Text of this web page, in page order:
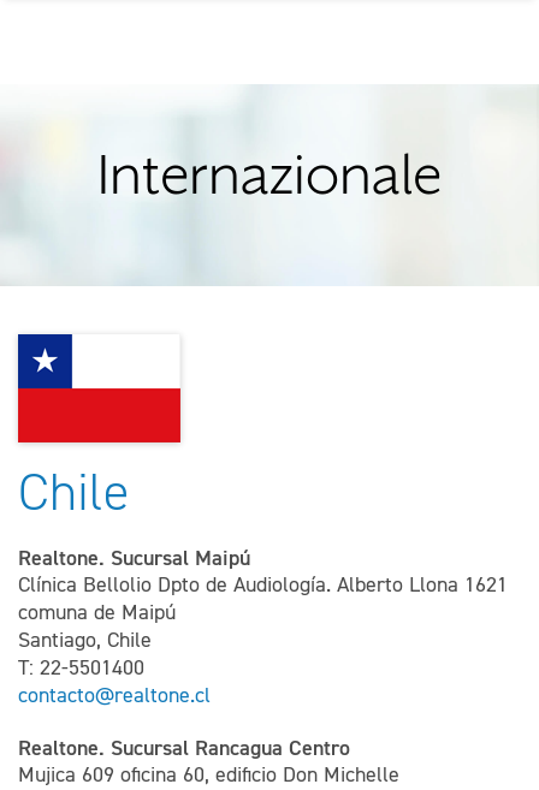
Internazionale
Chile
Realtone. Sucursal Maipú
Clínica Bellolio Dpto de Audiología. Alberto Llona 1621
comuna de Maipú
Santiago, Chile
T: 22-5501400
contacto@realtone.cl
Realtone. Sucursal Rancagua Centro
Mujica 609 oficina 60, edificio Don Michelle